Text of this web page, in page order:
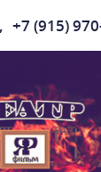
+7 (915)